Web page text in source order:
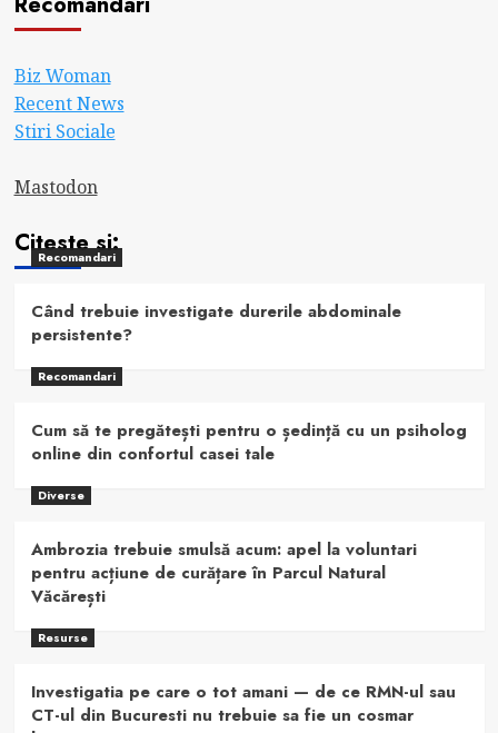
Biz Woman
Recent News
Stiri Sociale
Mastodon
Citeste si:
Recomandari
Când trebuie investigate durerile abdominale
persistente?
Recomandari
Cum să te pregătești pentru o ședință cu un psiholog
online din confortul casei tale
Diverse
Ambrozia trebuie smulsă acum: apel la voluntari
pentru acțiune de curățare în Parcul Natural
Văcărești
Resurse
Investigatia pe care o tot amani — de ce RMN-ul sau
CT-ul din Bucuresti nu trebuie sa fie un cosmar